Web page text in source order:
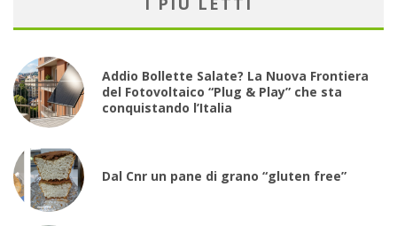
Addio Bollette Salate? La Nuova Frontiera
del Fotovoltaico “Plug & Play” che sta
conquistando l’Italia
Dal Cnr un pane di grano “gluten free”